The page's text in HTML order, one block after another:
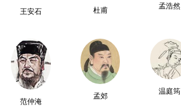
王安石 杜甫
孟浩然
范仲淹
孟郊
温庭筠